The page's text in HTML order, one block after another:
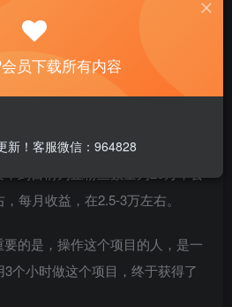
儿童教育。
的父亲，所以在这条路上我也一
的内容。经过7个月的沉淀，152
每月收益，在2.5-3万左右。
的是，操作这个项目的人，是一
个小时做这个项目，终于获得了
员下载所有内容
新！客服微信：964828